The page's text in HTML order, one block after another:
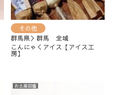
その他
群馬県＞群馬 全域
こんにゃくアイス【アイス工
房】
お土産図鑑